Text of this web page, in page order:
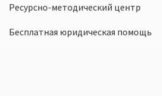
Ресурсно-методический центр
Бесплатная юридическая помощь